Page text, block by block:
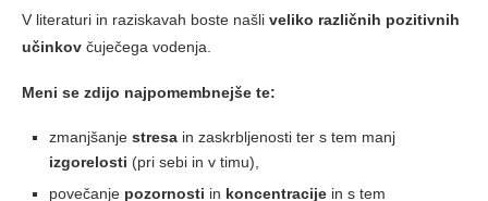
V literaturi in raziskavah boste našli veliko različnih pozitivnih
učinkov čuječega vodenja.
Meni se zdijo najpomembnejše te:
zmanjšanje stresa in zaskrbljenosti ter s tem manj
izgorelosti (pri sebi in v timu),
povečanje pozornosti in koncentracije in s tem